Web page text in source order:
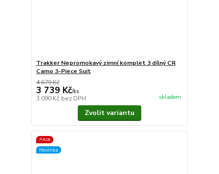
Trakker Nepromokavý zimní komplet 3 dílný CR
Camo 3-Piece Suit
4 679 Kč
3 739 Kč/ks
3 090 Kč bez DPH skladem
Zvolit variantu
Akce
Novinka